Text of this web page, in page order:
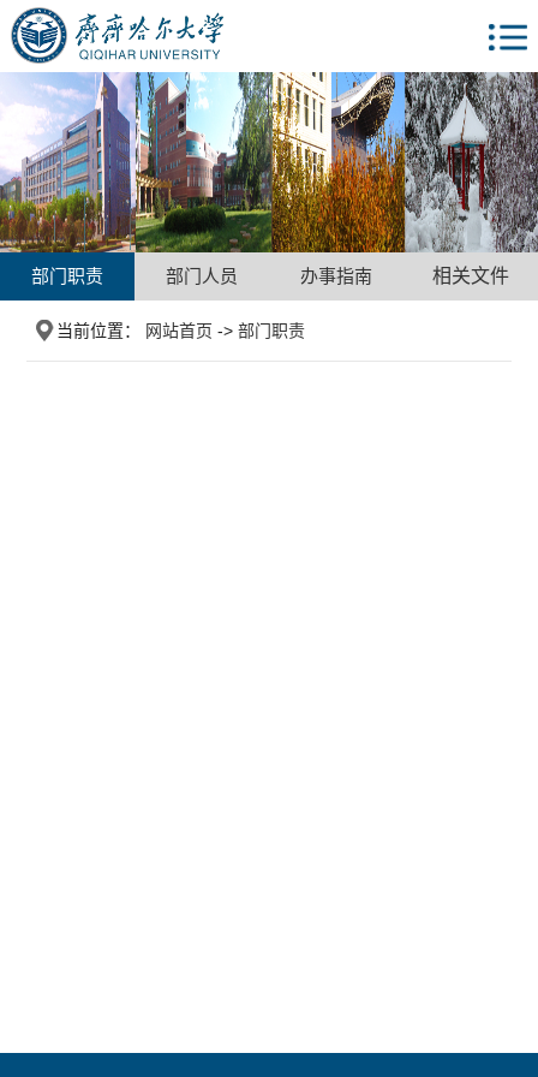
部门职责 部门人员 办事指南 相关文件
当前位置： 网站首页 ->部门职责